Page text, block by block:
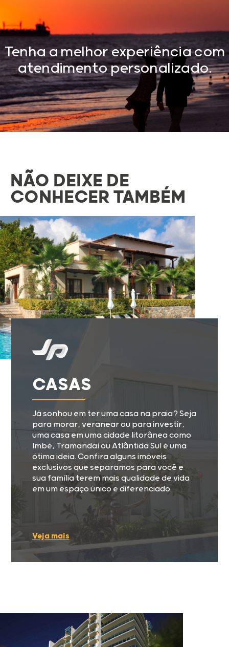
Tenha a melhor experiência com
atendimento personalizado.
NÃO DEIXE DE
CONHECER TAMBÉM
CASAS
Já sonhou em ter uma casa na praia? Seja
para morar, veranear ou para investir,
uma casa em uma cidade litorânea como
Imbé, Tramandaí ou Atlântida Sul é uma
ótima ideia. Confira alguns imóveis
exclusivos que separamos para você e
sua família terem mais qualidade de vida
em um espaço único e diferenciado.
Veja mais